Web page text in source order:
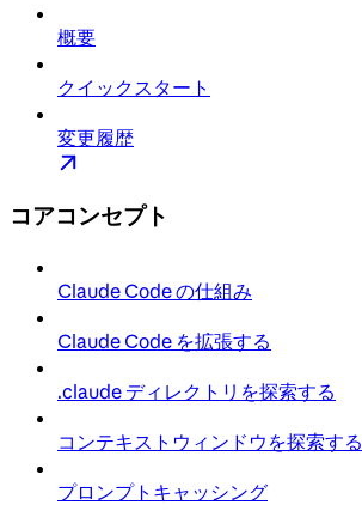
概要
クイックスタート
変更履歴
コアコンセプト
Claude Code の仕組み
Claude Code を拡張する
.claude ディレクトリを探索する
コンテキストウィンドウを探索する
プロンプトキャッシング